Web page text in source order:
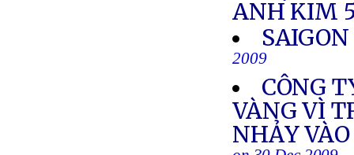
ANH KIM
2009
CÔNG
VÀNG VÌ
NHẢY